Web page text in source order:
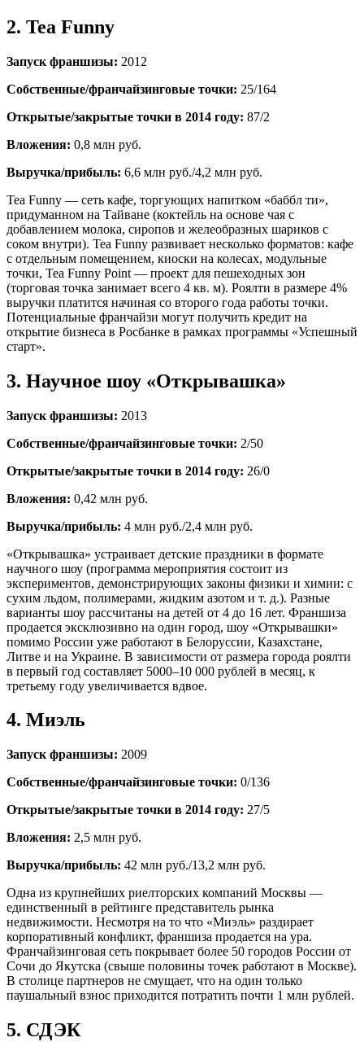
2. Tea Funny
Запуск франшизы: 2012
Собственные/франчайзинговые точки: 25/164
Открытые/закрытые точки в 2014 году: 87/2
Вложения: 0,8 млн руб.
Выручка/прибыль: 6,6 млн руб./4,2 млн руб.
Tea Funny — сеть кафе, торгующих напитком «баббл ти»,
придуманном на Тайване (коктейль на основе чая с
добавлением молока, сиропов и желеобразных шариков с
соком внутри). Tea Funny развивает несколько форматов: кафе
с отдельным помещением, киоски на колесах, модульные
точки, Tea Funny Point — проект для пешеходных зон
(торговая точка занимает всего 4 кв. м). Роялти в размере 4%
выручки платится начиная со второго года работы точки.
Потенциальные франчайзи могут получить кредит на
открытие бизнеса в Росбанке в рамках программы «Успешный
старт».
3. Научное шоу «Открывашка»
Запуск франшизы: 2013
Собственные/франчайзинговые точки: 2/50
Открытые/закрытые точки в 2014 году: 26/0
Вложения: 0,42 млн руб.
Выручка/прибыль: 4 млн руб./2,4 млн руб.
«Открывашка» устраивает детские праздники в формате
научного шоу (программа мероприятия состоит из
экспериментов, демонстрирующих законы физики и химии: с
сухим льдом, полимерами, жидким азотом и т. д.). Разные
варианты шоу рассчитаны на детей от 4 до 16 лет. Франшиза
продается эксклюзивно на один город, шоу «Открывашки»
помимо России уже работают в Белоруссии, Казахстане,
Литве и на Украине. В зависимости от размера города роялти
в первый год составляет 5000–10 000 рублей в месяц, к
третьему году увеличивается вдвое.
4. Миэль
Запуск франшизы: 2009
Собственные/франчайзинговые точки: 0/136
Открытые/закрытые точки в 2014 году: 27/5
Вложения: 2,5 млн руб.
Выручка/прибыль: 42 млн руб./13,2 млн руб.
Одна из крупнейших риелторских компаний Москвы —
единственный в рейтинге представитель рынка
недвижимости. Несмотря на то что «Миэль» раздирает
корпоративный конфликт, франшиза продается на ура.
Франчайзинговая сеть покрывает более 50 городов России от
Сочи до Якутска (свыше половины точек работают в Москве).
В столице партнеров не смущает, что на один только
паушальный взнос приходится потратить почти 1 млн рублей.
5. СДЭК